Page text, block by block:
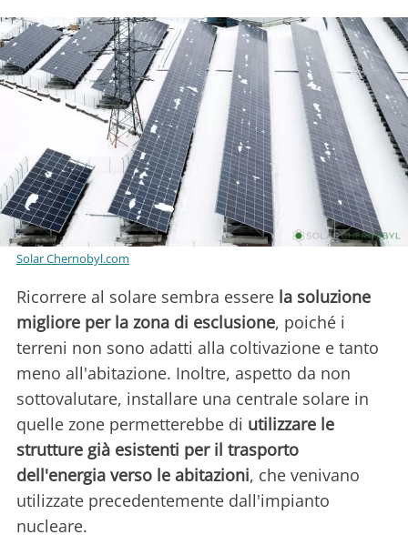
Solar Chernobyl.com
Ricorrere al solare sembra essere la soluzione
migliore per la zona di esclusione, poiché i
terreni non sono adatti alla coltivazione e tanto
meno all'abitazione. Inoltre, aspetto da non
sottovalutare, installare una centrale solare in
quelle zone permetterebbe di utilizzare le
strutture già esistenti per il trasporto
dell'energia verso le abitazioni, che venivano
utilizzate precedentemente dall'impianto
nucleare.